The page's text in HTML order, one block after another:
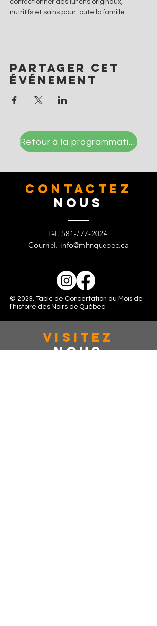
confectionner des lunchs originaux,
nutritifs et sains pour toute la famille.
Partager cet
événement
Retour à la programmation
CONTACTez
Nous
Tél.581-777-2024
Courriel. info@mhnquebec.ca
© 2023. Table de Concertation du Mois de
l'histoire des Noirs de Québec
VISITez
Nous